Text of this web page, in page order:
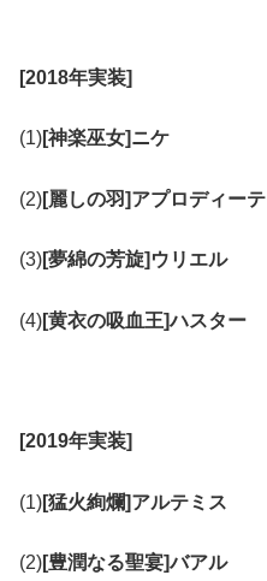
[2018年実装]
(1)[神楽巫女]ニケ
(2)[麗しの羽]アプロディーテ
(3)[夢綿の芳旋]ウリエル
(4)[黄衣の吸血王]ハスター
[2019年実装]
(1)[猛火絢爛]アルテミス
(2)[豊潤なる聖宴]バアル